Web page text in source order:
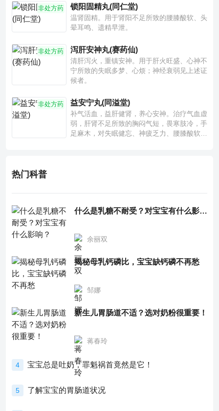
非处方药 锁阳固精丸(同仁堂)
温肾固精。用于肾阳不足所致的腰膝酸软、头
晕耳鸣、遗精早泄。
非处方药 泻肝安神丸(赛药仙)
清肝泻火，重镇安神。用于肝火旺盛、心神不
宁所致的失眠多梦、心烦；神经衰弱见上述证
候者。
非处方药 益安宁丸(同溢堂)
补气活血，益肝健肾，养心安神。治疗气血虚
弱，肝肾不足所致的胸闷气短，畏寒肢冷，手
足麻木，对失眠健忘、神疲乏力、腰膝酸软也
热门科普
什么是乳糖不耐受？对宝宝有什么影响？
余丽双
揭秘母乳钙磷比，宝宝缺钙磷不再愁
邹娜
新生儿胃肠道不适？选对奶粉很重要！
蒋春玲
4 宝宝总是吐奶，罪魁祸首竟然是它！
5 了解宝宝的胃肠道状况